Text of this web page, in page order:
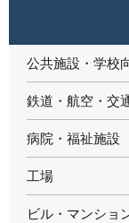
公共施設・学校
鉄道・航空・交
病院・福祉施設
工場
ビル・マンショ